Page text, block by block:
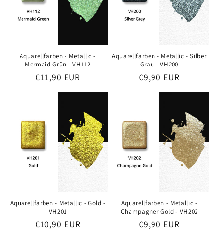
Aquarellfarben - Metallic -
Mermaid Grün - VH112
Preis
€11,90 EUR
Aquarellfarben - Metallic - Silber
Grau - VH200
Preis
€9,90 EUR
Aquarellfarben - Metallic - Gold -
VH201
Preis
€10,90 EUR
Aquarellfarben - Metallic -
Champagner Gold - VH202
Preis
€9,90 EUR